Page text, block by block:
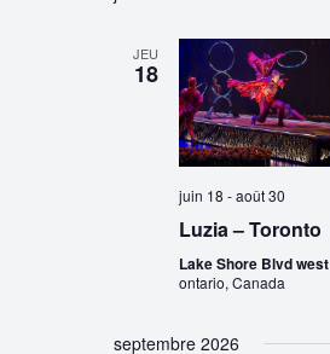
JEU
18
juin 18 -août 30
Luzia – Toronto
Lake Shore Blvd west
ontario, Canada
septembre 2026